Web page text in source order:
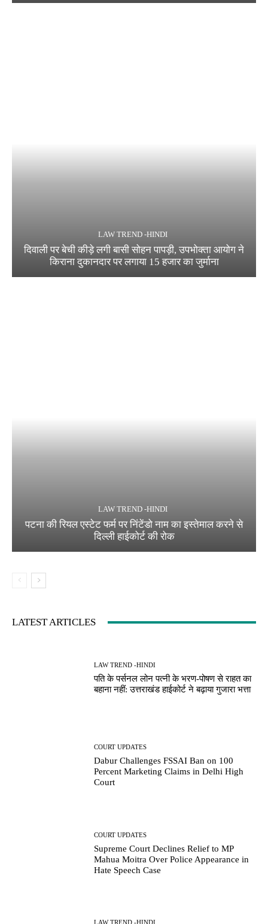
LAW TREND -HINDI
दिवाली पर बेची कीड़े लगी बासी सोहन पापड़ी, उपभोक्ता आयोग ने
किराना दुकानदार पर लगाया 15 हजार का जुर्माना
LAW TREND -HINDI
पटना की रियल एस्टेट फर्म पर निंटेंडो नाम का इस्तेमाल करने से
दिल्ली हाईकोर्ट की रोक
LATEST ARTICLES
LAW TREND -HINDI
पति के पर्सनल लोन पत्नी के भरण-पोषण से राहत का
बहाना नहीं: उत्तराखंड हाईकोर्ट ने बढ़ाया गुजारा भत्ता
COURT UPDATES
Dabur Challenges FSSAI Ban on 100
Percent Marketing Claims in Delhi High
Court
COURT UPDATES
Supreme Court Declines Relief to MP
Mahua Moitra Over Police Appearance in
Hate Speech Case
LAW TREND -HINDI